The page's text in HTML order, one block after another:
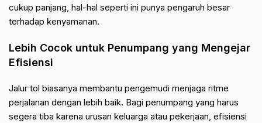
cukup panjang, hal-hal seperti ini punya pengaruh besar
terhadap kenyamanan.
Lebih Cocok untuk Penumpang yang Mengejar
Efisiensi
Jalur tol biasanya membantu pengemudi menjaga ritme
perjalanan dengan lebih baik. Bagi penumpang yang harus
segera tiba karena urusan keluarga atau pekerjaan, efisiensi